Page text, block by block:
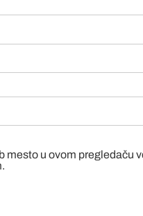
mesto u ovom pregledaču